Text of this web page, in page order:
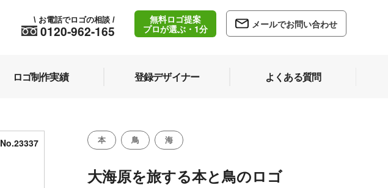
0120-962-165
\ お電話でロゴの相談 /
無料ロゴ提案
プロが選ぶ・1分
メールでお問い合わせ
ロゴ制作実績 登録デザイナー よくある質問
No.23337 本 鳥 海
大海原を旅する本と鳥のロゴ